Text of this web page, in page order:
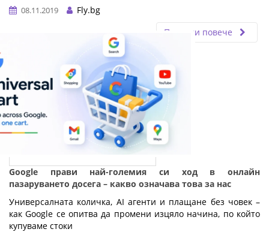
08.11.2019
Fly.bg
Прочети повече
Google прави най-големия си ход в онлайн
пазаруването досега – какво означава това за нас
Универсалната количка, AI агенти и плащане без човек –
как Google се опитва да промени изцяло начина, по който
купуваме стоки